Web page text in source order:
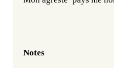
Notes